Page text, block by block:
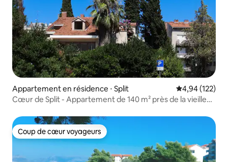
Appartement en résidence ⋅ Split Évaluation
4,94 (122)
Cœur de Split - Appartement de 140 m² près de la vieille
Coup de cœur voyageurs
Coup de cœur voyageurs